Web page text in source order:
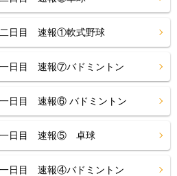
二日目 速報①軟式野球
日目 速報⑦バドミントン
日目 速報⑥ バドミントン
一日目 速報⑤ 卓球
日目 速報④バドミントン